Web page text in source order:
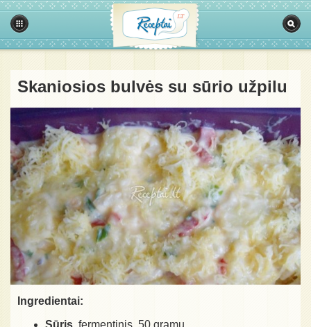
Skaniosios bulvės su sūrio užpilu
Ingredientai:
Sūris, fermentinis, 50 gramų